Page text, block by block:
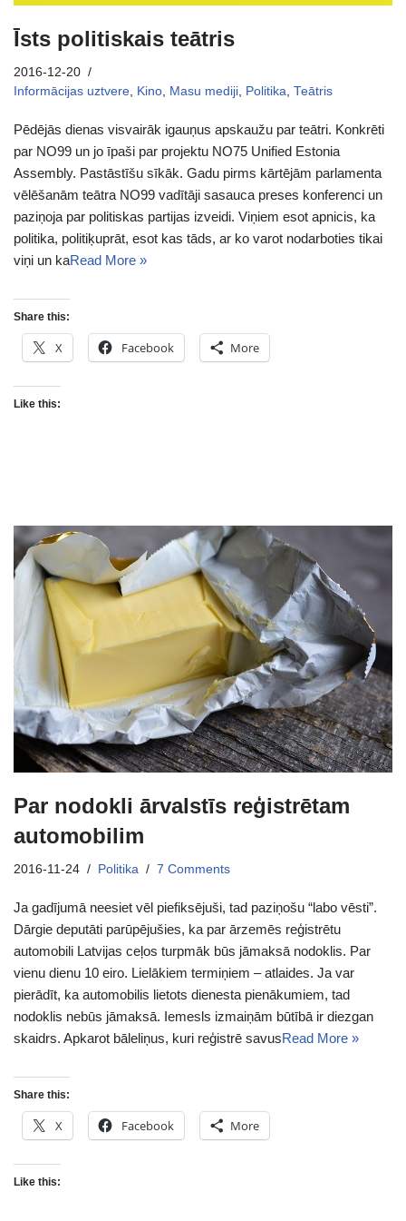
Īsts politiskais teātris
2016-12-20
Informācijas uztvere, Kino, Masu mediji, Politika, Teātris
Pēdējās dienas visvairāk igauņus apskaužu par teātri. Konkrēti
par NO99 un jo īpaši par projektu NO75 Unified Estonia
Assembly. Pastāstīšu sīkāk. Gadu pirms kārtējām parlamenta
vēlēšanām teātra NO99 vadītāji sasauca preses konferenci un
paziņoja par politiskas partijas izveidi. Viņiem esot apnicis, ka
politika, politiķuprāt, esot kas tāds, ar ko varot nodarboties tikai
viņi un kaRead More »
Share this:
X Facebook More
Like this:
Par nodokli ārvalstīs reģistrētam
automobilim
2016-11-24 Politika 7 Comments
Ja gadījumā neesiet vēl piefiksējuši, tad paziņošu “labo vēsti”.
Dārgie deputāti parūpējušies, ka par ārzemēs reģistrētu
automobili Latvijas ceļos turpmāk būs jāmaksā nodoklis. Par
vienu dienu 10 eiro. Lielākiem termiņiem – atlaides. Ja var
pierādīt, ka automobilis lietots dienesta pienākumiem, tad
nodoklis nebūs jāmaksā. Iemesls izmaiņām būtībā ir diezgan
skaidrs. Apkarot bāleliņus, kuri reģistrē savusRead More »
Share this:
X Facebook More
Like this: